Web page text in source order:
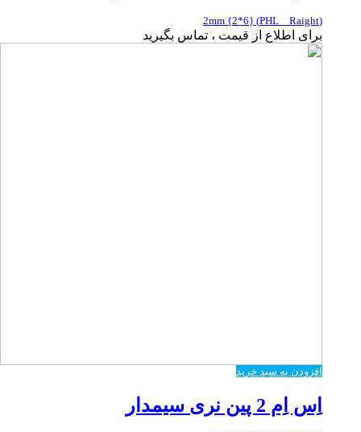
(PHL _ Raight) {2*6} 2mm
برای اطلاع از قیمت ، تماس بگیرید
افزودن به سبد خرید
اِس اِم 2 پین نری سیمدار